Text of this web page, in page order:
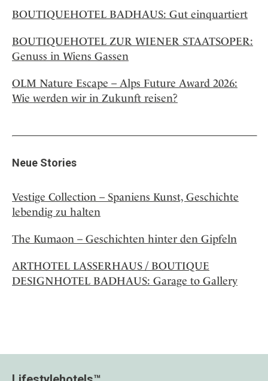
BOUTIQUEHOTEL BADHAUS: Gut einquartiert
BOUTIQUEHOTEL ZUR WIENER STAATSOPER:
Genuss in Wiens Gassen
OLM Nature Escape – Alps Future Award 2026:
Wie werden wir in Zukunft reisen?
Neue Stories
Vestige Collection – Spaniens Kunst, Geschichte
lebendig zu halten
The Kumaon – Geschichten hinter den Gipfeln
ARTHOTEL LASSERHAUS / BOUTIQUE
DESIGNHOTEL BADHAUS: Garage to Gallery